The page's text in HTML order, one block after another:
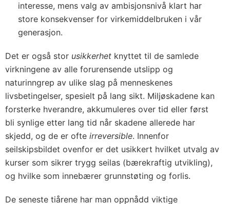
interesse, mens valg av ambisjonsnivå klart har
store konsekvenser for virkemiddelbruken i vår
generasjon.
Det er også stor usikkerhet knyttet til de samlede
virkningene av alle forurensende utslipp og
naturinngrep av ulike slag på menneskenes
livsbetingelser, spesielt på lang sikt. Miljøskadene kan
forsterke hverandre, akkumuleres over tid eller først
bli synlige etter lang tid når skadene allerede har
skjedd, og de er ofte irreversible. Innenfor
seilskipsbildet ovenfor er det usikkert hvilket utvalg av
kurser som sikrer trygg seilas (bærekraftig utvikling),
og hvilke som innebærer grunnstøting og forlis.
De seneste tiårene har man oppnådd viktige